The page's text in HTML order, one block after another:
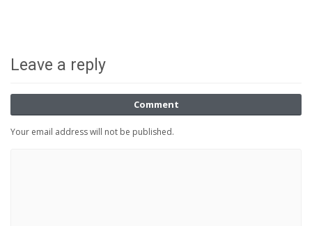
Leave a reply
Comment
Your email address will not be published.